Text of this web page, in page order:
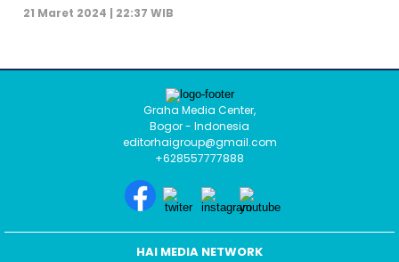
21 Maret 2024 | 22:37 WIB
Graha Media Center,
Bogor - Indonesia
editorhaigroup@gmail.com
+628557777888
HAI MEDIA NETWORK